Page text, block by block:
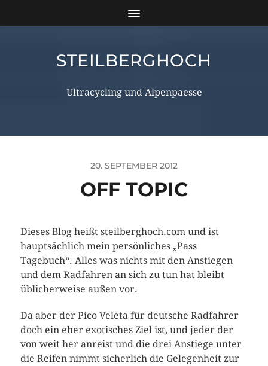
STEILBERGHOCH
Ultracycling und Alpenpaesse
20. SEPTEMBER 2012
OFF TOPIC
Dieses Blog heißt steilberghoch.com und ist
hauptsächlich mein persönliches „Pass
Tagebuch“. Alles was nichts mit den Anstiegen
und dem Radfahren an sich zu tun hat bleibt
üblicherweise außen vor.
Da aber der Pico Veleta für deutsche Radfahrer
doch ein eher exotisches Ziel ist, und jeder der
von weit her anreist und die drei Anstiege unter
die Reifen nimmt sicherlich die Gelegenheit zur